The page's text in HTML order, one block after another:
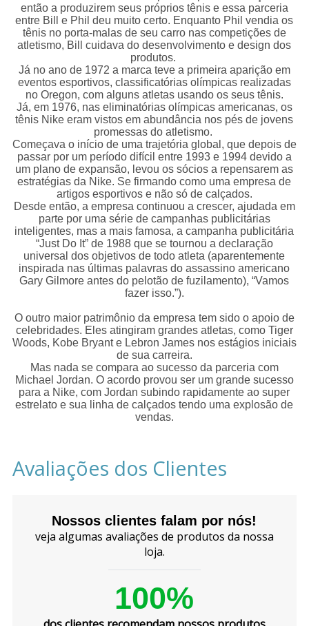
então a produzirem seus próprios tênis e essa parceria
entre Bill e Phil deu muito certo. Enquanto Phil vendia os
tênis no porta-malas de seu carro nas competições de
atletismo, Bill cuidava do desenvolvimento e design dos
produtos.
Já no ano de 1972 a marca teve a primeira aparição em
eventos esportivos, classificatórias olímpicas realizadas
no Oregon, com alguns atletas usando os seus tênis.
Já, em 1976, nas eliminatórias olímpicas americanas, os
tênis Nike eram vistos em abundância nos pés de jovens
promessas do atletismo.
Começava o início de uma trajetória global, que depois de
passar por um período difícil entre 1993 e 1994 devido a
um plano de expansão, levou os sócios a repensarem as
estratégias da Nike. Se firmando como uma empresa de
artigos esportivos e não só de calçados.
Desde então, a empresa continuou a crescer, ajudada em
parte por uma série de campanhas publicitárias
inteligentes, mas a mais famosa, a campanha publicitária
“Just Do It” de 1988 que se tournou a declaração
universal dos objetivos de todo atleta (aparentemente
inspirada nas últimas palavras do assassino americano
Gary Gilmore antes do pelotão de fuzilamento), “Vamos
fazer isso.”).
O outro maior patrimônio da empresa tem sido o apoio de
celebridades. Eles atingiram grandes atletas, como Tiger
Woods, Kobe Bryant e Lebron James nos estágios iniciais
de sua carreira.
Mas nada se compara ao sucesso da parceria com
Michael Jordan. O acordo provou ser um grande sucesso
para a Nike, com Jordan subindo rapidamente ao super
estrelato e sua linha de calçados tendo uma explosão de
vendas.
Avaliações dos Clientes
Nossos clientes falam por nós!
veja algumas avaliações de produtos da nossa
loja.
100%